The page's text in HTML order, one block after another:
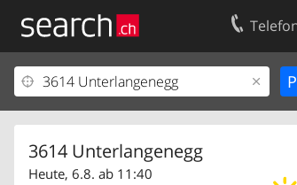
3614 Unterlangenegg
Heute, 6.8. ab 11:40
Ihr Eintrag
Kundencenter Geschäftskunden